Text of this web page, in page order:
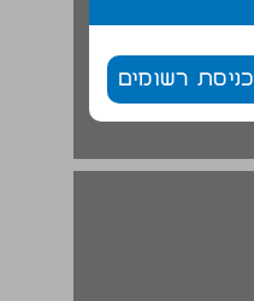
כניסת רשומים